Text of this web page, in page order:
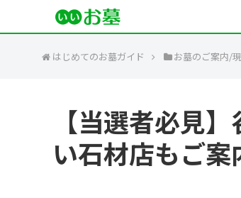
はじめてのお墓ガイド お墓のご案内/
【当選者必見
い石材店もご案